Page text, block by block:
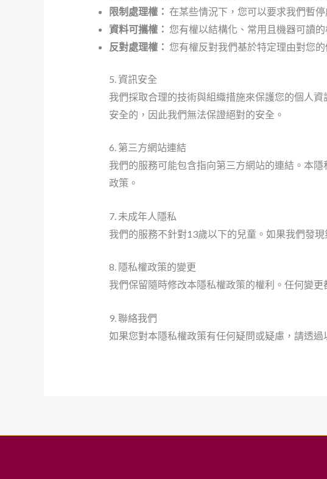
限制處理權： 在某些情況下，您可以要求我們暫
資料可攜權： 您有權以結構化、常用且機器可讀
反對處理權： 您有權反對我們基於特定理由對您
5. 資訊安全
我們採取合理的技術與組織措施來保護您的個人
安全的，因此我們無法保證絕對的安全。
6. 第三方網站連結
我們的服務可能包含指向第三方網站的連結。本
政策。
7. 未成年人隱私
我們的服務不針對13歲以下的兒童。如果我們發
8. 隱私權政策的變更
我們保留隨時修改本隱私權政策的權利。任何變
9. 聯絡我們
如果您對本隱私權政策有任何疑問或疑慮，請透過